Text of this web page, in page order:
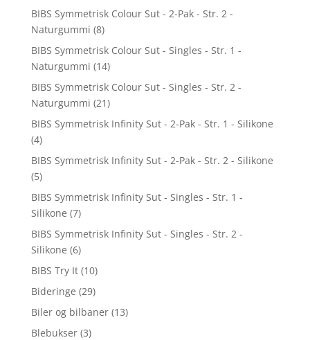
BIBS Symmetrisk Colour Sut - 2-Pak - Str. 2 -
Naturgummi (8)
BIBS Symmetrisk Colour Sut - Singles - Str. 1 -
Naturgummi (14)
BIBS Symmetrisk Colour Sut - Singles - Str. 2 -
Naturgummi (21)
BIBS Symmetrisk Infinity Sut - 2-Pak - Str. 1 - Silikone
(4)
BIBS Symmetrisk Infinity Sut - 2-Pak - Str. 2 - Silikone
(5)
BIBS Symmetrisk Infinity Sut - Singles - Str. 1 -
Silikone (7)
BIBS Symmetrisk Infinity Sut - Singles - Str. 2 -
Silikone (6)
BIBS Try It (10)
Bideringe (29)
Biler og bilbaner (13)
Blebukser (3)